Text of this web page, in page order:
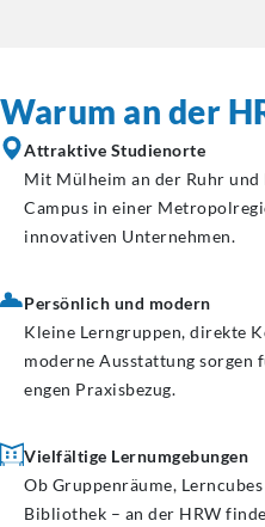
Warum an der
Attraktive Studienorte
Mit Mülheim an der Ruhr
Campus in einer
innovativen Unternehmen.
Persönlich und modern
Kleine Lerngruppen, direkte
moderne Ausstattung sorgen
engen Praxisbezug.
Vielfältige Lernumgebungen
Ob Gruppenräume,
Bibliothek – an der HRW